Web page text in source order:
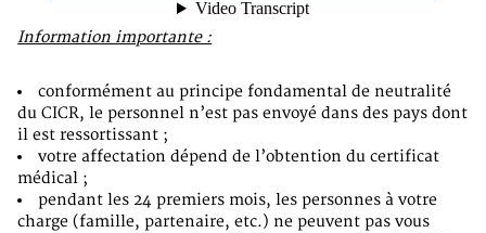
Information importante :
conformément au principe fondamental de neutralité
du CICR, le personnel n’est pas envoyé dans des pays dont
il est ressortissant ;
votre affectation dépend de l’obtention du certificat
médical ;
pendant les 24 premiers mois, les personnes à votre
charge (famille, partenaire, etc.) ne peuvent pas vous